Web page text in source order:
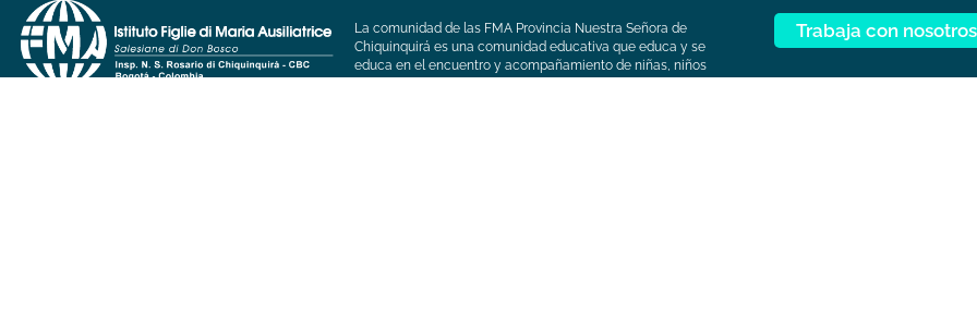
La comunidad de las FMA Provincia Nuestra Señora de
Chiquinquirá es una comunidad educativa que educa y se
educa en el encuentro y acompañamiento de niñas, niños
Trabaja con nosotros